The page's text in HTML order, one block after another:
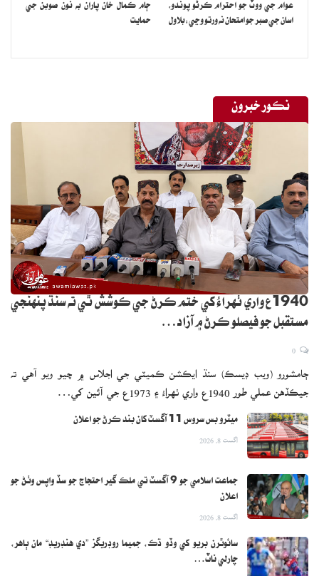
عوام جي ووٽ جو احترام ڪرڻو پوندو،
اسان جي صبر جو امتحان نه ورتو وڃي:بلاول
ڄام ڪمال خان پاران به نون صوبن جي
حمايت
نڪور خبرون
1940ع واري ٺهراءُ کي ختم ڪرڻ جي ڪوشش ٿي ته سنڌ پنهنجي
مستقبل جو فيصلو ڪرڻ ۾ آزاد…
ڄامشورو (ويب ڊيسڪ) سنڌ ايڪشن ڪميٽي جي اجلاس ۾ چيو ويو آهي ته
جيڪڏهن عملي طور 1940ع واري ٺهراءُ ۽ 1973ع جي آئين کي…
ميٽرو بس سروس 11 آگسٽ کان بند ڪرڻ جو اعلان
اگست 8, 2026
جماعت اسلامي جو 9 آگسٽ تي ملڪ گير احتجاج جو سڏ واپس وٺڻ جو
اعلان
اگست 8, 2026
سائوٿرن بريو کي وڏو ڌڪ، جميما روڊريگز ”دي هنڊريڊ“ مان ٻاهر،
چارلي ناٽ…